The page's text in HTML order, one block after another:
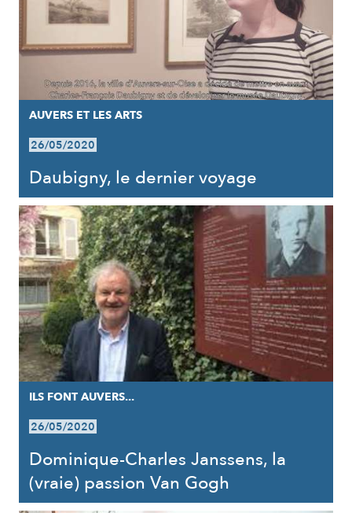
AUVERS ET LES ARTS
26/05/2020
Daubigny, le dernier voyage
ILS FONT AUVERS...
26/05/2020
Dominique-Charles Janssens, la
(vraie) passion Van Gogh